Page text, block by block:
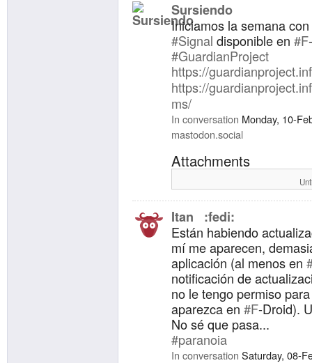
Sursiendo
Iniciamos la semana
#Signal disponible en #F
#GuardianProject
https://
https://
ms/
In conversation Monday, 10-
mastodon.social
Attachments
Itan :fedi:
Están habiendo
mí me aparecen,
aplicación (al menos en
notificación de
no le tengo permiso
aparezca en #F-Droid).
No sé que pasa...
#paranoia
In conversation Saturday, 08-